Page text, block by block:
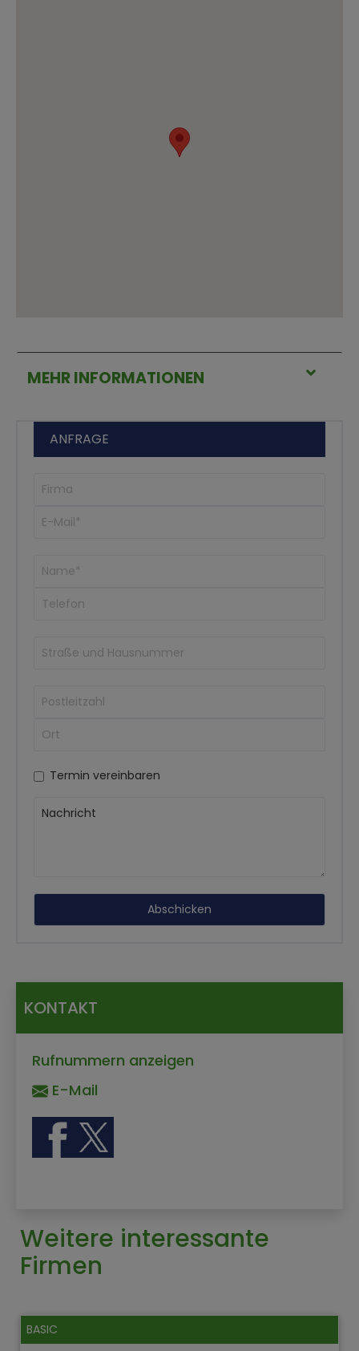
MEHR INFORMATIONEN
ANFRAGE
Termin vereinbaren
KONTAKT
Rufnummern anzeigen
E-Mail
Weitere interessante
Firmen
BASIC